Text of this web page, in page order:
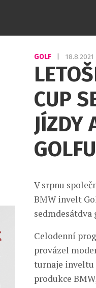
GOLF 18.8.2021
CUP
JÍZDY
GOLFU
V srpnu
BMW invelt
sedmdesátdva
Celodenní
provázel
turnaje inveltu
produkce